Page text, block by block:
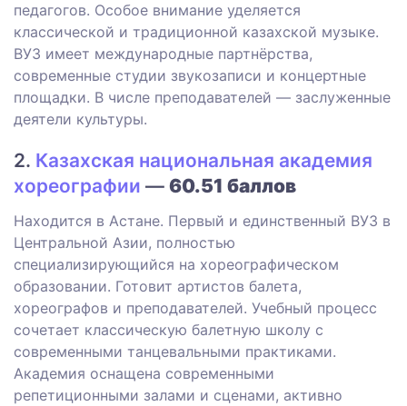
педагогов. Особое внимание уделяется
классической и традиционной казахской музыке.
ВУЗ имеет международные партнёрства,
современные студии звукозаписи и концертные
площадки. В числе преподавателей — заслуженные
деятели культуры.
2. Казахская национальная академия
хореографии — 60.51 баллов
Находится в Астане. Первый и единственный ВУЗ в
Центральной Азии, полностью
специализирующийся на хореографическом
образовании. Готовит артистов балета,
хореографов и преподавателей. Учебный процесс
сочетает классическую балетную школу с
современными танцевальными практиками.
Академия оснащена современными
репетиционными залами и сценами, активно